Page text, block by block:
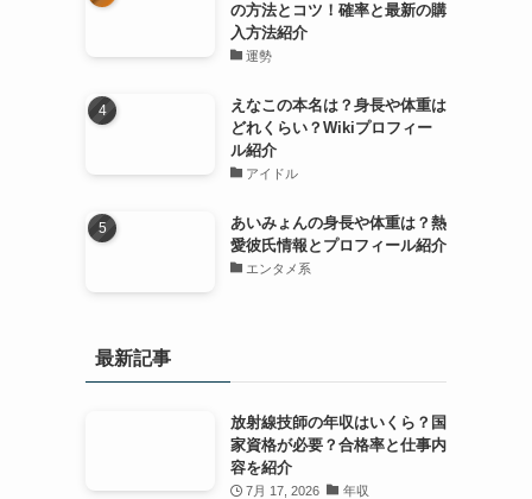
の方法とコツ！確率と最新の購
入方法紹介
運勢
えなこの本名は？身長や体重は
どれくらい？Wikiプロフィー
ル紹介
アイドル
あいみょんの身長や体重は？熱
愛彼氏情報とプロフィール紹介
エンタメ系
最新記事
放射線技師の年収はいくら？国
家資格が必要？合格率と仕事内
容を紹介
7月 17, 2026 年収